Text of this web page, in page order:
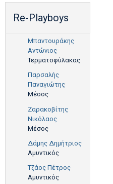
Re-Playboys
Μπαντουράκης
Αντώνιος
Τερματοφύλακας
Παρσαλής
Παναγιώτης
Μέσος
Ζαρακοβίτης
Νικόλαος
Μέσος
Δάμης Δημήτριος
Αμυντικός
Τζάος Πέτρος
Αμυντικός